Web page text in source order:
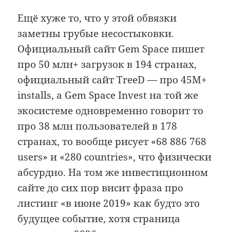
Ещё хуже то, что у этой обвязки
заметны грубые несостыковки.
Официальный сайт Gem Space пишет
про 50 млн+ загрузок в 194 странах,
официальный сайт TreeD — про 45M+
installs, а Gem Space Invest на той же
экосистеме одновременно говорит то
про 38 млн пользователей в 178
странах, то вообще рисует «68 886 768
users» и «280 countries», что физически
абсурдно. На том же инвестиционном
сайте до сих пор висит фраза про
листинг «в июне 2019» как будто это
будущее событие, хотя страница